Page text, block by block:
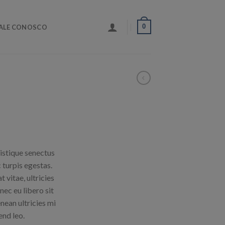
CONOSCO 0
senectus
egestas.
vitae, ultricies
eu libero sit
ultricies mi
leo.